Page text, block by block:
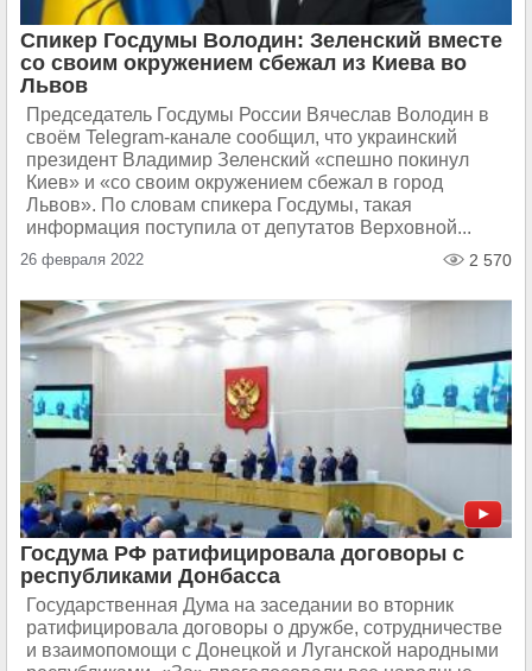
Спикер Госдумы Володин: Зеленский вместе
со своим окружением сбежал из Киева во
Львов
Председатель Госдумы России Вячеслав Володин в
своём Telegram-канале сообщил, что украинский
президент Владимир Зеленский «спешно покинул
Киев» и «со своим окружением сбежал в город
Львов». По словам спикера Госдумы, такая
информация поступила от депутатов Верховной...
26 февраля 2022 2 570
Госдума РФ ратифицировала договоры с
республиками Донбасса
Государственная Дума на заседании во вторник
ратифицировала договоры о дружбе, сотрудничестве
и взаимопомощи с Донецкой и Луганской народными